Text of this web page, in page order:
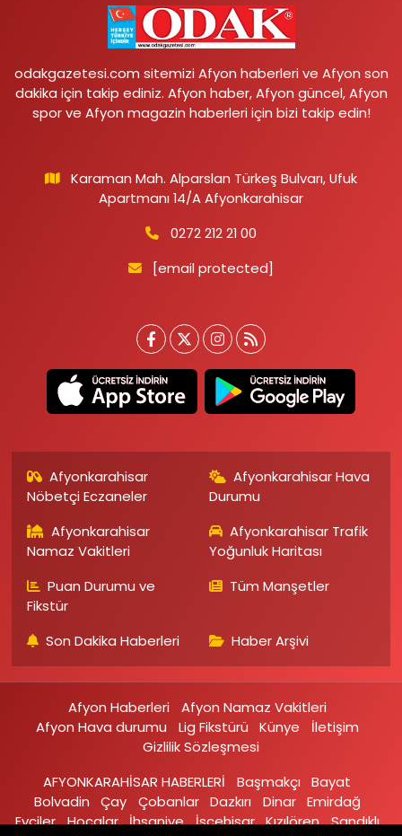
odakgazetesi.com sitemizi Afyon haberleri ve Afyon son
dakika için takip ediniz. Afyon haber, Afyon güncel, Afyon
spor ve Afyon magazin haberleri için bizi takip edin!
Karaman Mah. Alparslan Türkeş Bulvarı, Ufuk
Apartmanı 14/A Afyonkarahisar
0272 212 21 00
[email protected]
Afyonkarahisar
Nöbetçi Eczaneler
Afyonkarahisar Hava
Durumu
Afyonkarahisar
Namaz Vakitleri
Afyonkarahisar Trafik
Yoğunluk Haritası
Puan Durumu ve
Fikstür
Tüm Manşetler
Son Dakika Haberleri Haber Arşivi
Afyon Haberleri
Afyon Namaz Vakitleri
Afyon Hava durumu
Lig Fikstürü Künye
İletişim
Gizlilik Sözleşmesi
AFYONKARAHİSAR HABERLERİ
Başmakçı
Bayat
Bolvadin
Çay Çobanlar Dazkırı Dinar Emirdağ‎
Evciler‎ Hocalar İhsaniye‎ İscehisar Kızılören‎ Sandıklı‎